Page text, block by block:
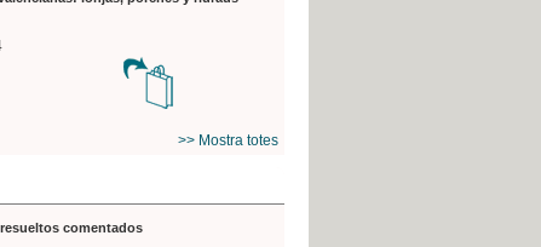
>> Mostra totes
comentados